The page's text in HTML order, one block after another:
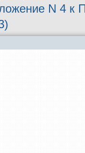
N 4 к